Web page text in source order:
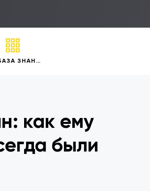
ВСЯ БАЗА ЗНАНИЙ
как ему
были